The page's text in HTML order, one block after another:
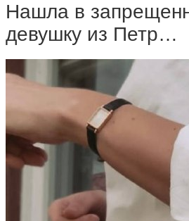
Нашла в
девушку из Петр…